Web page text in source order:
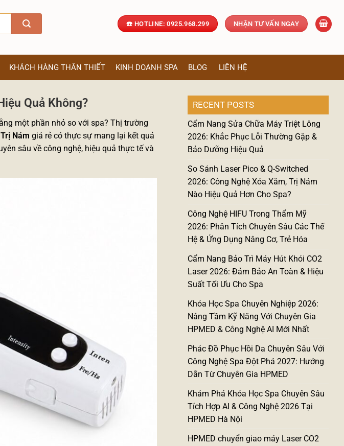
☎️ HOTLINE: 0925.968.299 NHẬN TƯ VẤN NGAY
KHÁCH HÀNG THÂN THIẾT KINH DOANH SPA BLOG LIÊN HỆ
Quả Không?
một phần nhỏ so với spa? Thị trường
Nám giá rẻ có thực sự mang lại kết quả
sâu về công nghệ, hiệu quả thực tế và
RECENT POSTS
Cẩm Nang Sửa Chữa Máy Triệt Lông
2026: Khắc Phục Lỗi Thường Gặp &
Bảo Dưỡng Hiệu Quả
So Sánh Laser Pico & Q-Switched
2026: Công Nghệ Xóa Xăm, Trị Nám
Nào Hiệu Quả Hơn Cho Spa?
Công Nghệ HIFU Trong Thẩm Mỹ
2026: Phân Tích Chuyên Sâu Các Thế
Hệ & Ứng Dụng Nâng Cơ, Trẻ Hóa
Cẩm Nang Bảo Trì Máy Hút Khói CO2
Laser 2026: Đảm Bảo An Toàn & Hiệu
Suất Tối Ưu Cho Spa
Khóa Học Spa Chuyên Nghiệp 2026:
Nâng Tầm Kỹ Năng Với Chuyên Gia
HPMED & Công Nghệ AI Mới Nhất
Phác Đồ Phục Hồi Da Chuyên Sâu Với
Công Nghệ Spa Đột Phá 2027: Hướng
Dẫn Từ Chuyên Gia HPMED
Khám Phá Khóa Học Spa Chuyên Sâu
Tích Hợp AI & Công Nghệ 2026 Tại
HPMED Hà Nội
HPMED chuyển giao máy Laser CO2